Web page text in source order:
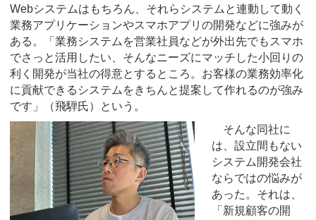
Webシステムはもちろん、それらシステムと連動して動く
業務アプリケーションやスマホアプリの開発などに強みが
ある。「業務システムを営業社員などが外出先でもスマホ
でさっと活用したい、そんなニーズにマッチした小回りの
利く開発が当社の得意とするところ。お客様の業務効率化
に貢献できるシステムをきちんと提案して作れるのが強み
です」（飛騨氏）という。
そんな同社に
は、設立間もない
システム開発会社
ならではの悩みが
あった。それは、
「新規顧客の開